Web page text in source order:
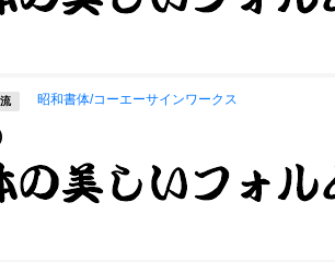
昭和書体/コーエーサインワークス